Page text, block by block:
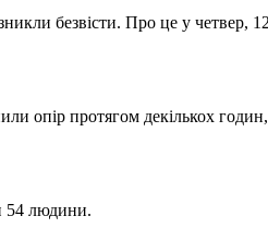
безвісти. Про це у четвер,
опір протягом декількох
54 людини.